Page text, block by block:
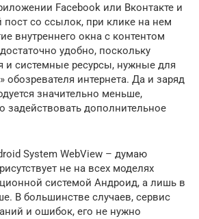
Facebook или Вконтакте и
пост со ссылок, при клике на нем
внутреннего окна с контентом
удобно, поскольку
и системные ресурсы, нужные для
обозревателя интернета. Да и заряд
значительно меньше,
задействовать дополнительное
System WebView – думаю
не на всех моделях
системой Андроид, а лишь в
В большинстве случаев, сервис
и ошибок, его не нужно